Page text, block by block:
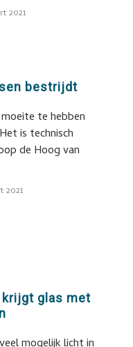
2021
bestrijdt
te hebben
is technisch
de Hoog van
2021
glas met